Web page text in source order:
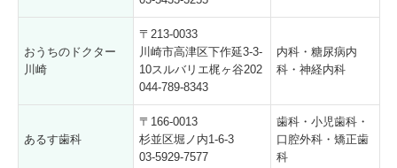
おうちのドクター
川崎
〒213-0033
川崎市高津区下作延3-3-
10スルバリエ梶ヶ谷202
044-789-8343
内科・糖尿病内
科・神経内科
あるす歯科
〒166-0013
杉並区堀ノ内1-6-3
03-5929-7577
歯科・小児歯科・
口腔外科・矯正歯
科